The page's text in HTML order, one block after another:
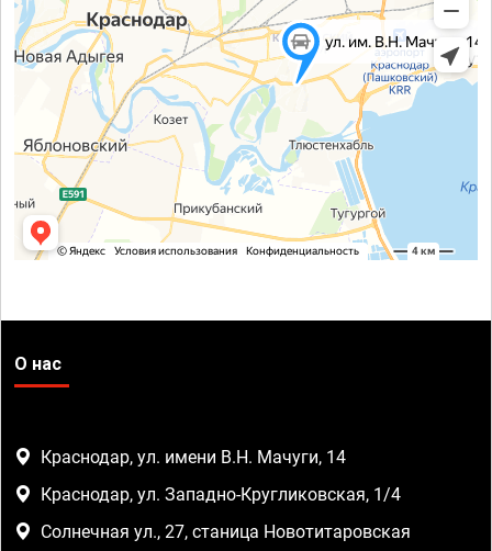
О нас
Краснодар, ул. имени В.Н. Мачуги, 14
Краснодар, ул. Западно-Кругликовская, 1/4
Солнечная ул., 27, станица Новотитаровская